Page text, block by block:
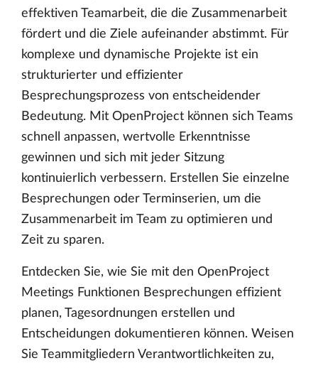
effektiven Teamarbeit, die die Zusammenarbeit
fördert und die Ziele aufeinander abstimmt. Für
komplexe und dynamische Projekte ist ein
strukturierter und effizienter
Besprechungsprozess von entscheidender
Bedeutung. Mit OpenProject können sich Teams
schnell anpassen, wertvolle Erkenntnisse
gewinnen und sich mit jeder Sitzung
kontinuierlich verbessern. Erstellen Sie einzelne
Besprechungen oder Terminserien, um die
Zusammenarbeit im Team zu optimieren und
Zeit zu sparen.
Entdecken Sie, wie Sie mit den OpenProject
Meetings Funktionen Besprechungen effizient
planen, Tagesordnungen erstellen und
Entscheidungen dokumentieren können. Weisen
Sie Teammitgliedern Verantwortlichkeiten zu,